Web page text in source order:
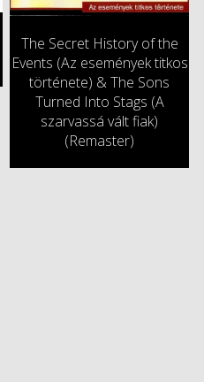
The Secret History of the
Events (Az események titkos
története) & The Sons
Turned Into Stags (A
szarvassá vált fiak)
(Remaster)